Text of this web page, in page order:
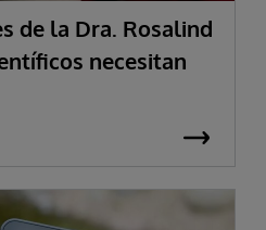
de la Dra. Rosalind
necesitan